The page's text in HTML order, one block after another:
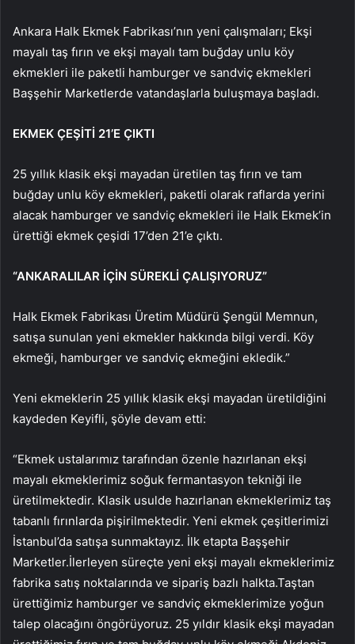
Ankara Halk Ekmek Fabrikası’nın yeni çalışmaları; Ekşi
mayalı taş fırın ve ekşi mayalı tam buğday unlu köy
ekmekleri ile paketli hamburger ve sandviç ekmekleri
Başşehir Marketlerde vatandaşlarla buluşmaya başladı.
EKMEK ÇEŞİTİ 21’E ÇIKTI
25 yıllık klasik ekşi mayadan üretilen taş fırın ve tam
buğday unlu köy ekmekleri, paketli olarak raflarda yerini
alacak hamburger ve sandviç ekmekleri ile Halk Ekmek’in
ürettiği ekmek çeşidi 17’den 21’e çıktı.
“ANKARALILAR İÇİN SÜREKLİ ÇALIŞIYORUZ”
Halk Ekmek Fabrikası Üretim Müdürü Şengül Memnun,
satışa sunulan yeni ekmekler hakkında bilgi verdi. Köy
ekmeği, hamburger ve sandviç ekmeğini ekledik.”
Yeni ekmeklerin 25 yıllık klasik ekşi mayadan üretildiğini
kaydeden Keyifli, şöyle devam etti:
“Ekmek ustalarımız tarafından özenle hazırlanan ekşi
mayalı ekmeklerimiz soğuk fermantasyon tekniği ile
üretilmektedir. Klasik usulde hazırlanan ekmeklerimiz taş
tabanlı fırınlarda pişirilmektedir. Yeni ekmek çeşitlerimizi
İstanbul’da satışa sunmaktayız. İlk etapta Başşehir
Marketler.İlerleyen süreçte yeni ekşi mayalı ekmeklerimiz
fabrika satış noktalarında ve sipariş bazlı halkta.Taştan
ürettiğimiz hamburger ve sandviç ekmeklerimize yoğun
talep olacağını öngörüyoruz. 25 yıldır klasik ekşi mayadan